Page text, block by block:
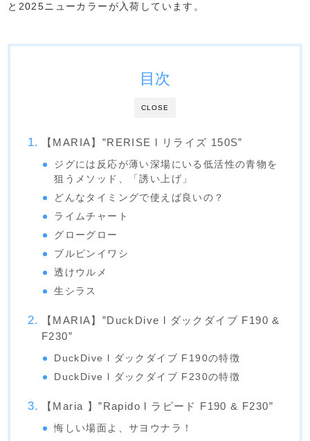
と2025ニューカラーが入荷しています。
CLOSE
目次
【MARIA】”RERISE l リライズ 150S”
ジグには反応が薄い深場にいる低活性の青物を
狙うメソッド、「誘い上げ」
どんなタイミングで使えば良いの？
ライムチャート
グローグロー
ブルピンイワシ
透けウルメ
生シラス
【MARIA】”DuckDive l ダックダイブ F190 &
F230”
DuckDive l ダックダイブ F190の特徴
DuckDive l ダックダイブ F230の特徴
【Maria 】”Rapido l ラピード F190 & F230”
悔しい場面よ、サヨウナラ！